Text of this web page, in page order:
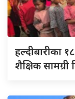
हल्दीबारीका
शैक्षिक सामग्री